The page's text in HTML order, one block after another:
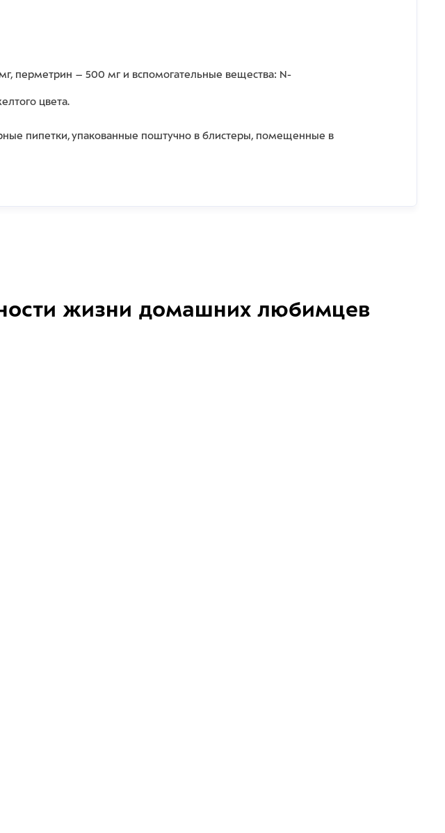
перметрин – 500 мг и вспомогательные вещества: N-
цвета.
пипетки, упакованные поштучно в блистеры, помещенные в
жизни домашних любимцев